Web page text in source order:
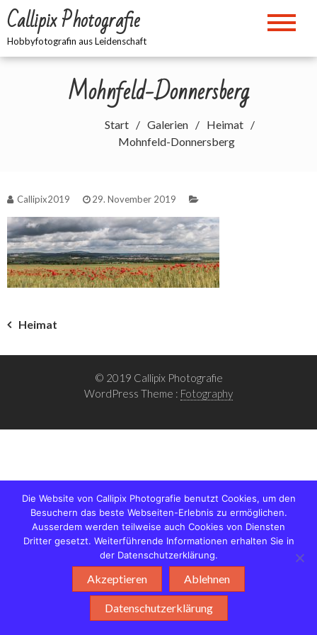
Zum
Inhalt
springen
Callipix Photografie
Hobbyfotografin aus Leidenschaft
Mohnfeld-Donnersberg
Start Galerien
Heimat
Mohnfeld-Donnersberg
Callipix2019 29. November 2019
Beitragsnavigation
Heimat
© 2019 Callipix Photografie
WordPress Theme : Fotography
Die Website von Callipix Photografie benutzt Cookies, um den
Besuchern das beste Webseiten-Erlebnis zu ermöglichen.
Ausserdem werden teilweise auch Cookies von Diensten
Dritter gesetzt. Weiterführende Informationen erhalten Sie in
der Datenschutzerklärung.
Akzeptieren Ablehnen
Datenschutzerklärung